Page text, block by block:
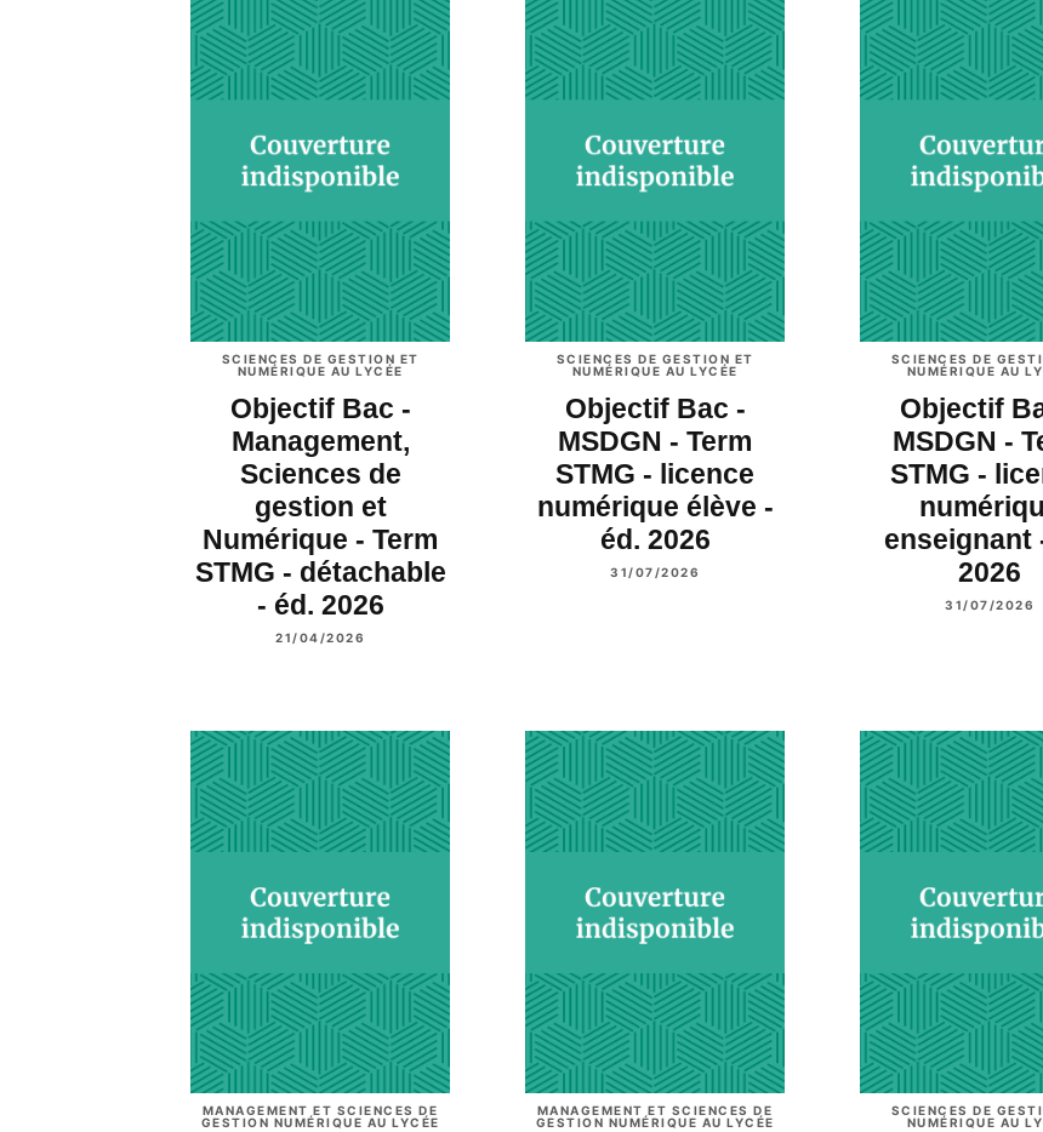
SCIENCES DE GESTION ET
NUMÉRIQUE AU LYCÉE
Objectif Bac -
Management,
Sciences de
gestion et
Numérique - Term
STMG - détachable
- éd. 2026
21/04/2026
SCIENCES DE GESTION ET
NUMÉRIQUE AU LYCÉE
Objectif Bac -
MSDGN - Term
STMG - licence
numérique élève -
éd. 2026
31/07/2026
SCIENCES DE
NUMÉRIQUE AU
Objectif
MSDGN -
STMG -
enseignant
2026
31/07/2026
MANAGEMENT ET SCIENCES DE
GESTION NUMÉRIQUE AU LYCÉE
MANAGEMENT ET SCIENCES DE
GESTION NUMÉRIQUE AU LYCÉE
SCIENCES DE
NUMÉRIQUE AU